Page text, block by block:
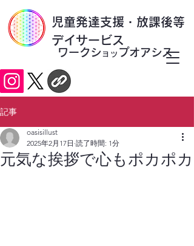
​児童発達支援・放課後等
デイサービス
ワークシ ョッ プオアシス
記事
元気な挨拶で心もポカポカ
oasisillust
2025年2月17日 読了時間: 1分